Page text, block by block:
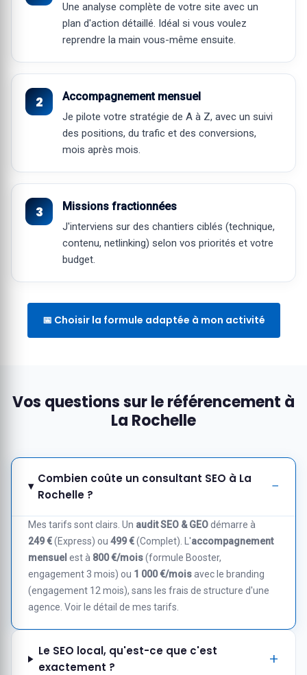
Une analyse complète de votre site avec un
plan d'action détaillé. Idéal si vous voulez
reprendre la main vous-même ensuite.
Accompagnement mensuel
Je pilote votre stratégie de A à Z, avec un suivi
des positions, du trafic et des conversions,
mois après mois.
Missions fractionnées
J'interviens sur des chantiers ciblés (technique,
contenu, netlinking) selon vos priorités et votre
budget.
📅 Choisir la formule adaptée à mon activité
Vos questions sur le référencement à
La Rochelle
Combien coûte un consultant SEO à La
Rochelle ?
Mes tarifs sont clairs. Un audit SEO & GEOdémarre à
249 €(Express) ou 499 €(Complet). L'accompagnement
mensuel est à 800 €/mois(formule Booster,
engagement 3 mois) ou 1 000 €/moisavec le branding
(engagement 12 mois), sans les frais de structure d'une
agence. Voir le détail de mes tarifs
Le SEO local, qu'est-ce que c'est
exactement ?